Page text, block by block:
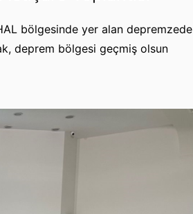
bölgesinde yer alan depremzede
deprem bölgesi geçmiş olsun